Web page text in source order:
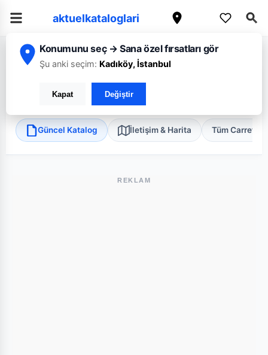
aktuelkataloglari
Konumunu seç → Sana özel fırsatları gör
Şu anki seçim: Kadıköy, İstanbul
Kapat Değiştir
Ana Sayfa/Antalya/ CarrefourSA/Antalya Evrenseki Kumköy Süper
Manavgat, Antalya
Güncel Katalog İletişim & Harita Tüm
REKLAM